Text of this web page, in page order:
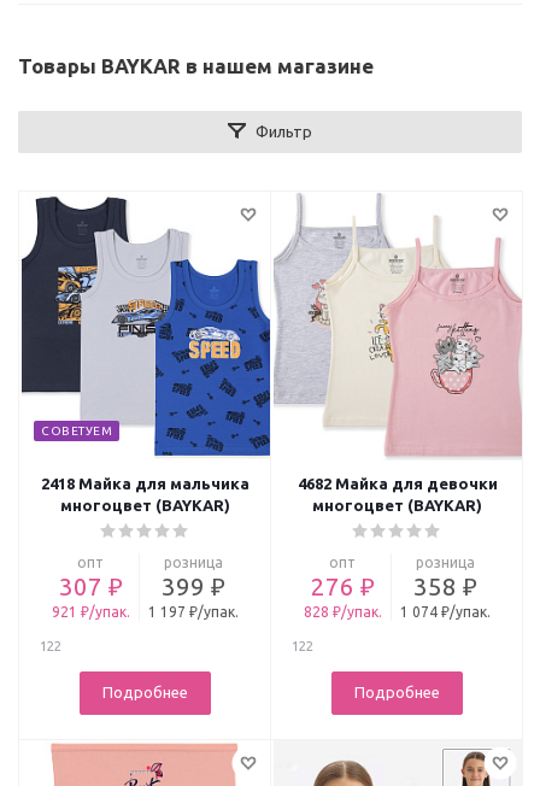
Товары BAYKAR в нашем магазине
Фильтр
СОВЕТУЕМ
2418 Майка для мальчика
многоцвет (BAYKAR)
опт
307 ₽
921 ₽/упак.
розница
399 ₽
1 197 ₽/упак.
122
Подробнее
4682 Майка для девочки
многоцвет (BAYKAR)
опт
276 ₽
828 ₽/упак.
розница
358 ₽
1 074 ₽/упак.
122
Подробнее